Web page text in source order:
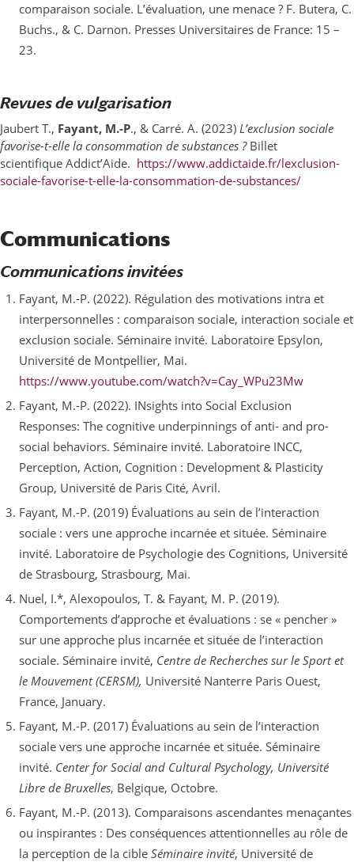
comparaison sociale. L’évaluation, une menace ? F. Butera, C.
Buchs., & C. Darnon. Presses Universitaires de France: 15 –
23.
Revues de vulgarisation
Jaubert T., Fayant, M.-P., & Carré. A. (2023) L’exclusion sociale
favorise-t-elle la consommation de substances ?Billet
scientifique Addict’Aide. https://www.addictaide.fr/lexclusion-
sociale-favorise-t-elle-la-consommation-de-substances/
Communications
Communications invitées
Fayant, M.-P. (2022). Régulation des motivations intra et
interpersonnelles : comparaison sociale, interaction sociale et
exclusion sociale. Séminaire invité. Laboratoire Epsylon,
Université de Montpellier, Mai.
https://www.youtube.com/watch?v=Cay_WPu23Mw
Fayant, M.-P. (2022). INsights into Social Exclusion
Responses: The cognitive underpinnings of anti- and pro-
social behaviors. Séminaire invité. Laboratoire INCC,
Perception, Action, Cognition : Development & Plasticity
Group, Université de Paris Cité, Avril.
Fayant, M.-P. (2019) Évaluations au sein de l’interaction
sociale : vers une approche incarnée et située. Séminaire
invité. Laboratoire de Psychologie des Cognitions, Université
de Strasbourg, Strasbourg, Mai.
Nuel, I.*, Alexopoulos, T. & Fayant, M. P. (2019).
Comportements d’approche et évaluations : se « pencher »
sur une approche plus incarnée et située de l’interaction
sociale. Séminaire invité, Centre de Recherches sur le Sport et
le Mouvement (CERSM), Université Nanterre Paris Ouest,
France, January.
Fayant, M.-P. (2017) Évaluations au sein de l’interaction
sociale vers une approche incarnée et située. Séminaire
invité. Center for Social and Cultural Psychology, Université
Libre de Bruxelles, Belgique, Octobre.
Fayant, M.-P. (2013). Comparaisons ascendantes menaçantes
ou inspirantes : Des conséquences attentionnelles au rôle de
la perception de la cible Séminaire invité, Université de